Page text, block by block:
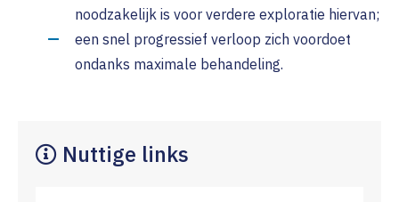
noodzakelijk is voor verdere exploratie hiervan;
een snel progressief verloop zich voordoet
ondanks maximale behandeling.
Nuttige links